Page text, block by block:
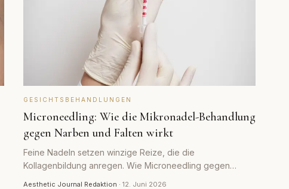
GESICHTSBEHANDLUNGEN
Microneedling: Wie die Mikronadel-Behandlung
gegen Narben und Falten wirkt
Feine Nadeln setzen winzige Reize, die die
Kollagenbildung anregen. Wie Microneedling gegen
Aesthetic Journal Redaktion · 12. Juni 2026